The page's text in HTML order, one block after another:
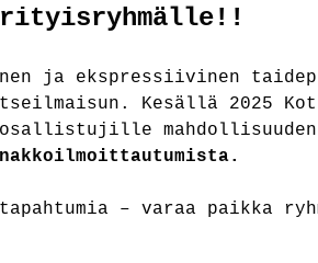
ja ekspressiivinen
Kesällä 2025
mahdollisuuden
– varaa paikka